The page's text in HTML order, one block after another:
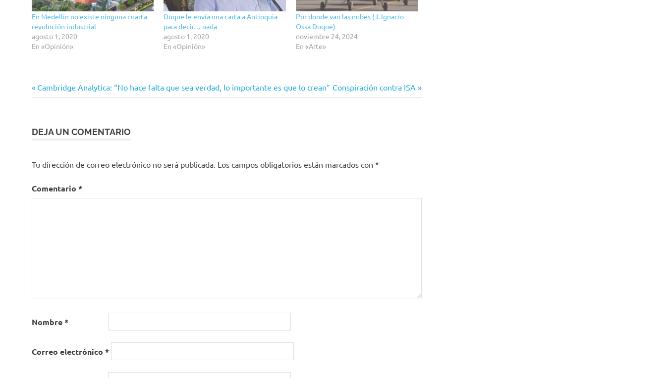
En Medellín no existe ninguna cuarta
revolución industrial
agosto 1, 2020
En «Opinión»
Duque le envía una carta a Antioquia
para decir… nada
agosto 1, 2020
En «Opinión»
Por donde van las nubes (J. Ignacio
Ossa Duque)
noviembre 24, 2024
En «Arte»
vaso
Industrialización
López
Navegación
entradas
Entrada
anterior:
Cambridge Analytica: “No hace falta que sea verdad, lo importante es que lo crean” Siguiente
entrada:
Conspiración contra ISA
DEJA UN COMENTARIO
Tu dirección de correo electrónico no será publicada. Los campos obligatorios están marcados con *
Comentario *
Nombre*
Correo electrónico *